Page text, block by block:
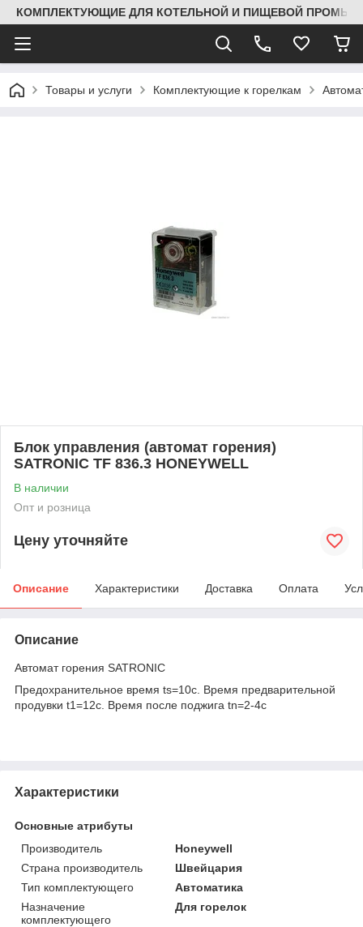
КОМПЛЕКТУЮЩИЕ ДЛЯ КОТЕЛЬНОЙ И ПИЩЕВОЙ
Товары и услуги Комплектующие к горелкам
Блок управления (автомат горения)
SATRONIC TF 836.3 HONEYWELL
В наличии
Опт и розница
Цену уточняйте
Описание Характеристики Доставка Оплата
Описание
Автомат горения SATRONIC
Предохранительное время ts=10с. Время предварительной
продувки t1=12c. Время после поджига tn=2-4с
Характеристики
Основные атрибуты
Производитель
Honeywell
Страна производитель
Швейцария
Тип комплектующего
Автоматика
Назначение
комплектующего
Для горелок